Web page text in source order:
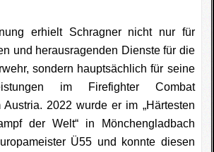
erhielt Schragner nicht nur für
und herausragenden Dienste für die
sondern hauptsächlich für seine
im Firefighter Combat
Austria. 2022 wurde er im „Härtesten
der Welt“ in Mönchengladbach
Ü55 und konnte diesen